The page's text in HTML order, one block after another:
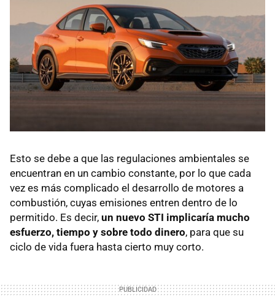
Esto se debe a que las regulaciones ambientales se
encuentran en un cambio constante, por lo que cada
vez es más complicado el desarrollo de motores a
combustión, cuyas emisiones entren dentro de lo
permitido. Es decir, un nuevo STI implicaría mucho
esfuerzo, tiempo y sobre todo dinero, para que su
ciclo de vida fuera hasta cierto muy corto.